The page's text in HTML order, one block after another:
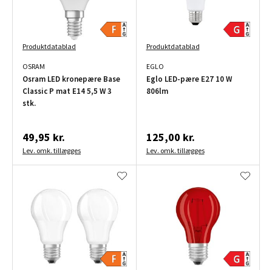
Produktdatablad
OSRAM
Osram LED kronepære Base
Classic P mat E14 5,5 W 3
stk.
49,95 kr.
Lev. omk. tillægges
Produktdatablad
EGLO
Eglo LED-pære E27 10 W
806lm
125,00 kr.
Lev. omk. tillægges